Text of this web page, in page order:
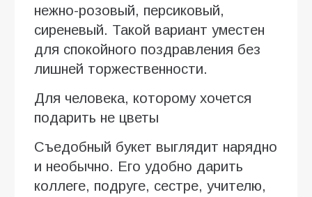
нежно-розовый, персиковый,
сиреневый. Такой вариант уместен
для спокойного поздравления без
лишней торжественности.
Для человека, которому хочется
подарить не цветы
Съедобный букет выглядит нарядно
и необычно. Его удобно дарить
коллеге, подруге, сестре, учителю,